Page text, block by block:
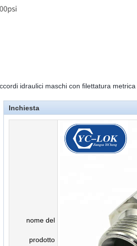
idraulici maschi con filettatura
Inchiesta
nome del
prodotto